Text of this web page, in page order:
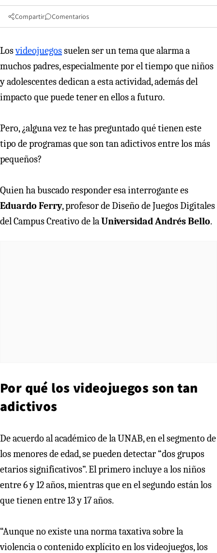
Compartir Comentarios
Losvideojuegossuelen ser un tema que alarma a
muchos padres, especialmente por el tiempo que niños
y adolescentes dedican a esta actividad, además del
impacto que puede tener en ellos a futuro.
Pero, ¿alguna vez te has preguntado qué tienen este
tipo de programas que son tan adictivos entre los más
pequeños?
Quien ha buscado responder esa interrogante es
Eduardo Ferry, profesor de Diseño de Juegos Digitales
del Campus Creativo de laUniversidad Andrés Bello.
Por qué los videojuegos son tan
adictivos
De acuerdo al académico de la UNAB, en el segmento de
los menores de edad, se pueden detectar “dos grupos
etarios significativos”. El primero incluye a los niños
entre 6 y 12 años, mientras que en el segundo están los
que tienen entre 13 y 17 años.
“Aunque no existe una norma taxativa sobre la
violencia o contenido explícito en los videojuegos, los